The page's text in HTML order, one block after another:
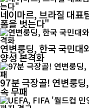
네이마르, 브라질 대
폼을 벗는다"
연변룽딩, 한국 국민대
양성 본격화
97분 극장골! 연변룽
속 무패